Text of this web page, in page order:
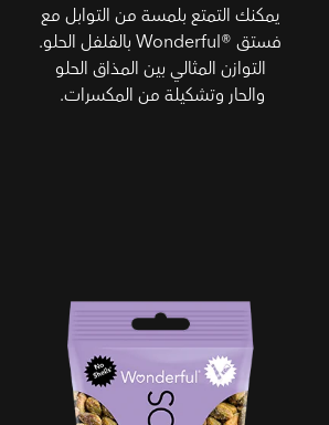
يمكنك التمتع بلمسة من التوابل مع
فستق Wonderful®‎ بالفلفل الحلو.
التوازن المثالي بين المذاق الحلو
والحار وتشكيلة من المكسرات.